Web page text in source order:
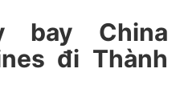
bay China
đi Thành